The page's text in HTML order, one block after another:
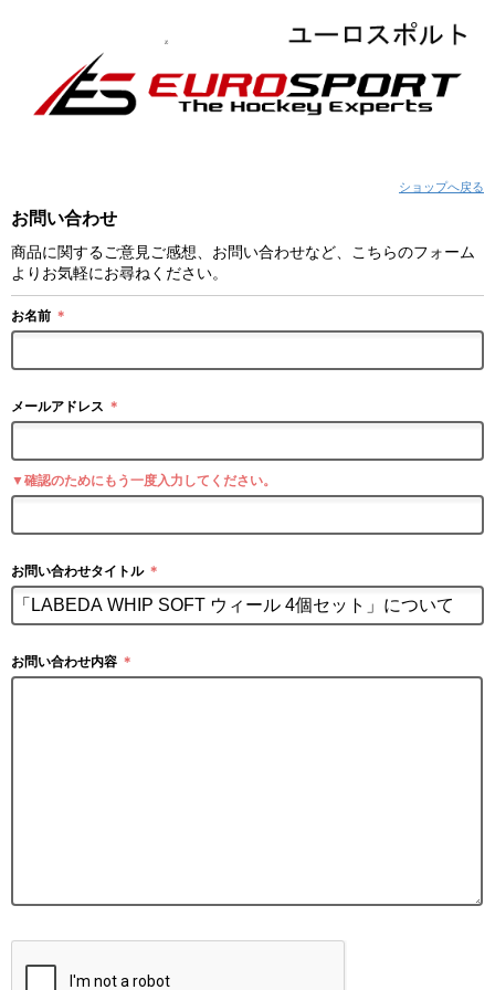
ショップへ戻る
お問い合わせ
商品に関するご意見ご感想、お問い合わせなど、こちらのフォーム
よりお気軽にお尋ねください。
お名前 ＊
メールアドレス ＊
▼確認のためにもう一度入力してください。
お問い合わせタイトル ＊
お問い合わせ内容 ＊